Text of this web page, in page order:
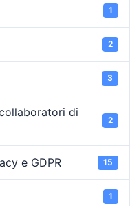
1
2
3
di
2
e GDPR 15
1